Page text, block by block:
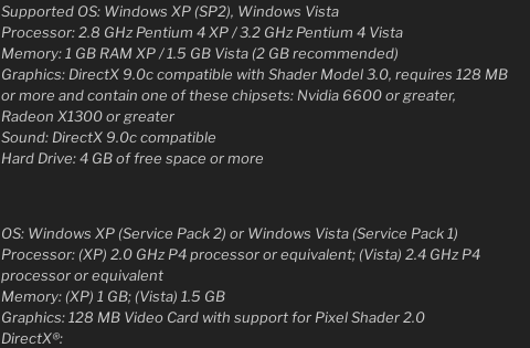
Supported OS: Windows XP (SP2), Windows Vista
Processor: 2.8 GHz Pentium 4 XP / 3.2 GHz Pentium 4 Vista
Memory: 1 GB RAM XP / 1.5 GB Vista (2 GB recommended)
Graphics: DirectX 9.0c compatible with Shader Model 3.0, requires 128 MB
or more and contain one of these chipsets: Nvidia 6600 or greater,
Radeon X1300 or greater
Sound: DirectX 9.0c compatible
Hard Drive: 4 GB of free space or more
OS: Windows XP (Service Pack 2) or Windows Vista (Service Pack 1)
Processor: (XP) 2.0 GHz P4 processor or equivalent; (Vista) 2.4 GHz P4
processor or equivalent
Memory: (XP) 1 GB; (Vista) 1.5 GB
Graphics: 128 MB Video Card with support for Pixel Shader 2.0
DirectX®: